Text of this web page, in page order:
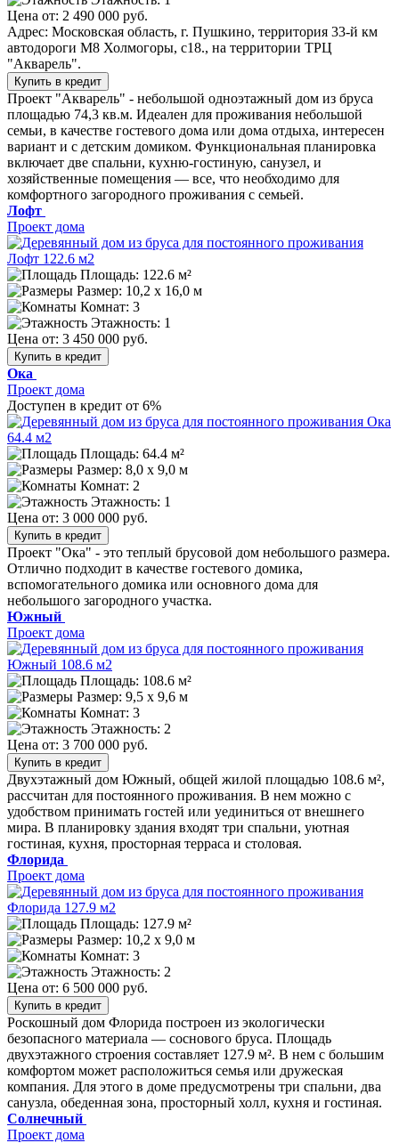
Цена от: 2 490 000 руб.
Адрес: Московская область, г. Пушкино, территория 33-й км
автодороги М8 Холмогоры, с18., на территории ТРЦ
"Акварель".
Купить в кредит
Проект "Акварель" - небольшой одноэтажный дом из бруса
площадью 74,3 кв.м. Идеален для проживания небольшой
семьи, в качестве гостевого дома или дома отдыха, интересен
вариант и с детским домиком. Функциональная планировка
включает две спальни, кухню-гостиную, санузел, и
хозяйственные помещения — все, что необходимо для
комфортного загородного проживания с семьей.
Лофт
Проект дома
Площадь: 122.6 м²
Размер: 10,2 х 16,0 м
Комнат: 3
Этажность: 1
Цена от: 3 450 000 руб.
Купить в кредит
Ока
Проект дома
Доступен в кредит от 6%
Площадь: 64.4 м²
Размер: 8,0 х 9,0 м
Комнат: 2
Этажность: 1
Цена от: 3 000 000 руб.
Купить в кредит
Проект "Ока" - это теплый брусовой дом небольшого размера.
Отлично подходит в качестве гостевого домика,
вспомогательного домика или основного дома для
небольшого загородного участка.
Южный
Проект дома
Площадь: 108.6 м²
Размер: 9,5 х 9,6 м
Комнат: 3
Этажность: 2
Цена от: 3 700 000 руб.
Купить в кредит
Двухэтажный дом Южный, общей жилой площадью 108.6 м²,
рассчитан для постоянного проживания. В нем можно с
удобством принимать гостей или уединиться от внешнего
мира. В планировку здания входят три спальни, уютная
гостиная, кухня, просторная терраса и столовая.
Флорида
Проект дома
Площадь: 127.9 м²
Размер: 10,2 х 9,0 м
Комнат: 3
Этажность: 2
Цена от: 6 500 000 руб.
Купить в кредит
Роскошный дом Флорида построен из экологически
безопасного материала — соснового бруса. Площадь
двухэтажного строения составляет 127.9 м². В нем с большим
комфортом может расположиться семья или дружеская
компания. Для этого в доме предусмотрены три спальни, два
санузла, обеденная зона, просторный холл, кухня и гостиная.
Солнечный
Проект дома